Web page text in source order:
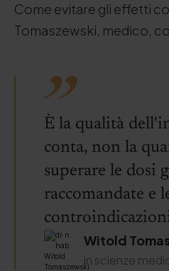
Come evitare gli effetti
Tomaszewski, medico,
È la qualità
conta, non la
superare le dosi
raccomandate e
Witold
in scienze